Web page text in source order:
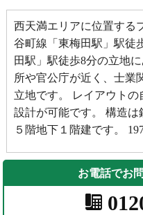
西天満エリアに位置する
谷町線「東梅田駅」駅徒
田駅」駅徒歩8分の立地
所や官公庁が近く、士業
立地です。 レイアウト
設計が可能です。 構造は
５階地下１階建です。
お電話でお